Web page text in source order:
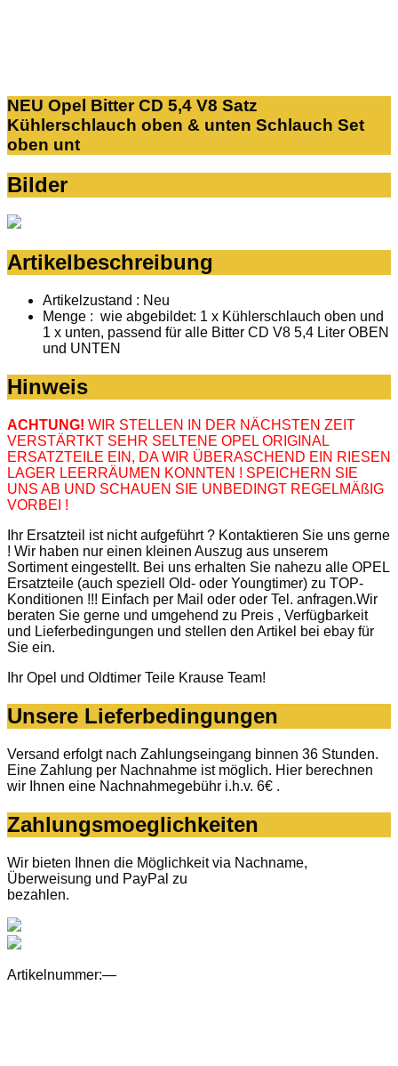
NEU Opel Bitter CD 5,4 V8 Satz
Kühlerschlauch oben & unten Schlauch Set
oben unt
Bilder
Artikelbeschreibung
Artikelzustand : Neu
Menge : wie abgebildet: 1 x Kühlerschlauch oben und
1 x unten, passend für alle Bitter CD V8 5,4 Liter OBEN
und UNTEN
Hinweis
ACHTUNG! WIR STELLEN IN DER NÄCHSTEN ZEIT
VERSTÄRTKT SEHR SELTENE OPEL ORIGINAL
ERSATZTEILE EIN, DA WIR ÜBERASCHEND EIN RIESEN
LAGER LEERRÄUMEN KONNTEN ! SPEICHERN SIE
UNS AB UND SCHAUEN SIE UNBEDINGT REGELMÄßIG
VORBEI !
Ihr Ersatzteil ist nicht aufgeführt ? Kontaktieren Sie uns gerne
! Wir haben nur einen kleinen Auszug aus unserem
Sortiment eingestellt. Bei uns erhalten Sie nahezu alle OPEL
Ersatzteile (auch speziell Old- oder Youngtimer) zu TOP-
Konditionen !!! Einfach per Mail oder oder Tel. anfragen.Wir
beraten Sie gerne und umgehend zu Preis , Verfügbarkeit
und Lieferbedingungen und stellen den Artikel bei ebay für
Sie ein.
Ihr Opel und Oldtimer Teile Krause Team!
Unsere Lieferbedingungen
Versand erfolgt nach Zahlungseingang binnen 36 Stunden.
Eine Zahlung per Nachnahme ist möglich. Hier berechnen
wir Ihnen eine Nachnahmegebühr i.h.v. 6€ .
Zahlungsmoeglichkeiten
Wir bieten Ihnen die Möglichkeit via Nachname,
Überweisung und PayPal zu
bezahlen.
Artikelnummer:—